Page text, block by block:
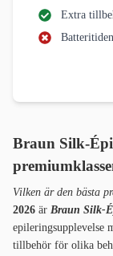
Extra
Braun Silk-
Vilken är den bästa
2026 är Braun Silk-
epileringsupplevelse
tillbehör för olika